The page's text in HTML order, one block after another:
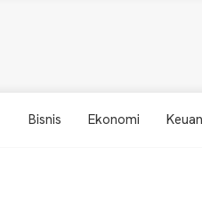
Bisnis Ekonomi